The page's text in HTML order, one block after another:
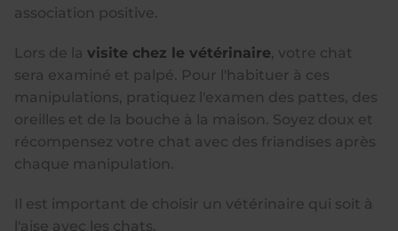
association positive.
Lors de la visite chez le vétérinaire, votre chat
sera examiné et palpé. Pour l'habituer à ces
manipulations, pratiquez l'examen des pattes, des
oreilles et de la bouche à la maison. Soyez doux et
récompensez votre chat avec des friandises après
chaque manipulation.
Il est important de choisir un vétérinaire qui soit à
l'aise avec les chats.